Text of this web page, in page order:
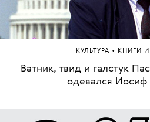
КУЛЬТУРА • КНИГИ
Ватник, твид и галстук
одевался Иосиф